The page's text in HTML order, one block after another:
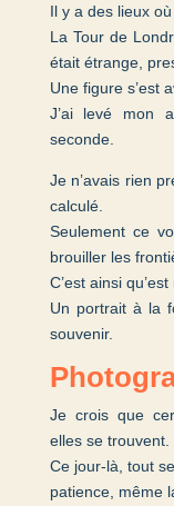
Il y a des lieux
La Tour de
était étrange,
Une figure s’est
J’ai levé mon
seconde.
Je n’avais rien
calculé.
Seulement ce
brouiller les
C’est ainsi
Un portrait à la
souvenir.
Je crois que
elles se trouvent.
Ce jour-là, tout
patience, même